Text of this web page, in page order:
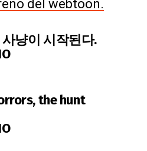
del webtoon.
냥이 시작된다.
the hunt